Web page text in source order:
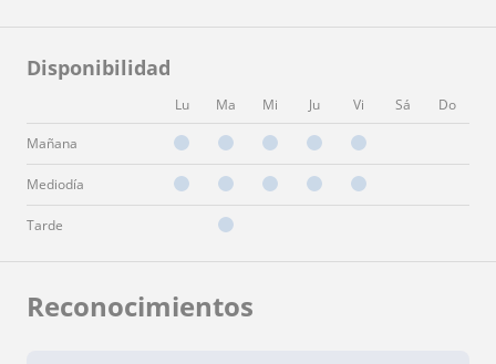
Disponibilidad
Lu Ma Mi Ju Vi Sá Do
Mañana
Mediodía
Tarde
Reconocimientos